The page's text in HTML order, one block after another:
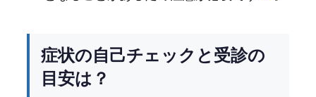
症状の自己チェックと受診の
目安は？